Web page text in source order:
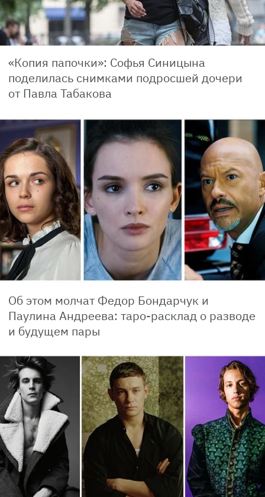
«Копия папочки»: Софья Синицына
поделилась снимками подросшей дочери
от Павла Табакова
Об этом молчат Федор Бондарчук и
Паулина Андреева: таро-расклад о разводе
и будущем пары